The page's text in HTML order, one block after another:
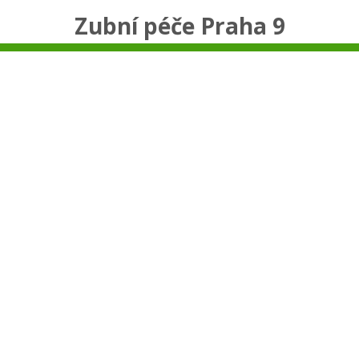
Zubní péče Praha 9